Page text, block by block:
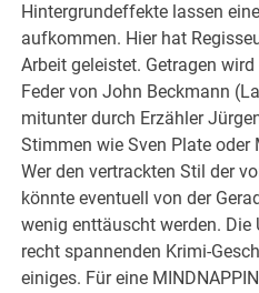
Hintergrundeffekte lassen
aufkommen. Hier hat
Arbeit geleistet. Getragen
Feder von John Beckmann
mitunter durch Erzähler
Stimmen wie Sven Plate oder
Wer den vertrackten Stil der
könnte eventuell von der
wenig enttäuscht werden. Die
recht spannenden Krimi-
einiges. Für eine